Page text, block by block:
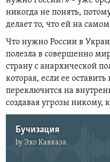
никогда не понять,
делает то, что ей на
Что нужно России в
полезла в совершенно
страну с анархической
которая, если ее
переключится на
создавая угрозы никому,
Бучизация
by Эхо Кавказа